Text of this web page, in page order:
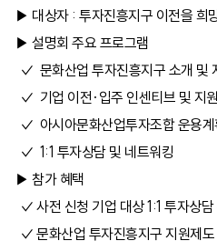
▶ 대상자 : 투자진흥지구 이전을 희
▶ 설명회 주요 프로그램
✓ 문화산업 투자진흥지구 소개 및
✓ 기업 이전·입주 인센티브 및 지
✓ 아시아문화산업투자조합 운용계
✓ 1:1 투자상담 및 네트워킹
▶ 참가 혜택
✓ 사전 신청 기업 대상 1:1 투자상담
✓ 문화산업 투자진흥지구 지원제